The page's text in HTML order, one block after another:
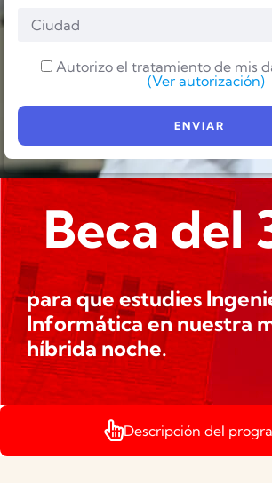
Autorizo el tratamiento de mis
(Ver autorización)
Beca del
para que estudies
Informática en nuestra
híbrida noche.
Descripción del